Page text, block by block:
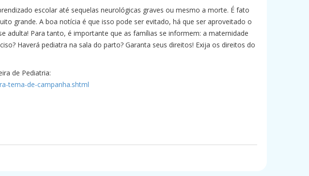
escolar até sequelas neurológicas graves ou mesmo a morte. É fato
grande. A boa notícia é que isso pode ser evitado, há que ser aproveitado o
adulta! Para tanto, é importante que as famílias se informem: a maternidade
Haverá pediatra na sala do parto? Garanta seus direitos! Exija os direitos do
de Pediatria:
tema-de-campanha.shtml